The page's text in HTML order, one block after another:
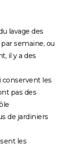
lavage des
semaine, ou
il y a des
conservent les
pas des
de jardiniers
les